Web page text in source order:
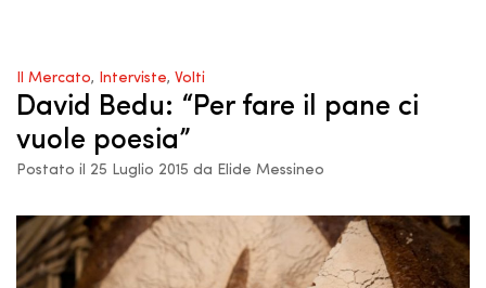
Il Mercato, Interviste, Volti
David Bedu: “Per fare il pane ci
vuole poesia”
Postato il 25 Luglio 2015 da Elide Messineo